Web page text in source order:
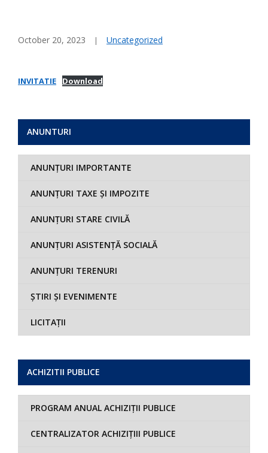
October 20, 2023 Uncategorized
INVITATIE Download
ANUNTURI
ANUNȚURI IMPORTANTE
ANUNȚURI TAXE ȘI IMPOZITE
ANUNȚURI STARE CIVILĂ
ANUNȚURI ASISTENȚĂ SOCIALĂ
ANUNȚURI TERENURI
ȘTIRI ȘI EVENIMENTE
LICITAȚII
ACHIZITII PUBLICE
PROGRAM ANUAL ACHIZIȚII PUBLICE
CENTRALIZATOR ACHIZIȚIII PUBLICE